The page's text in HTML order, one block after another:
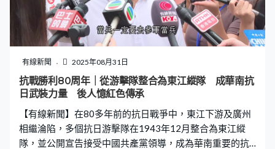
這段抗戰史。黃彥輝：「我們這個回憶錄，你父親的三篇
文章都在裡面。魯慧：「比較驚險的部分是寶蓮寺，當時
我爸是從香港到長洲。」 魯慧的父親魯風抗戰期間積勞成
疾，曾喬裝成僧人在大嶼山的庵堂養病，同時指揮區內的
抗戰工作。1944年日軍突襲搜查，魯風在僧尼掩護下脫
險。魯慧：「我爸21歲就當了港九大隊的副隊長，後來當
被日本人抓住了可能要砍頭，不怕。你
有線新聞 2025年08月31日
抗戰勝利80周年｜從游擊隊整合為東江縱隊 成華南抗
日武裝力量 後人憶紅色傳承
【有線新聞】在80多年前的抗日戰爭中，東江下游及廣州
相繼淪陷，多個抗日游擊隊在1943年12月整合為東江縱
隊，並公開宣告接受中國共產黨領導，成為華南重要的抗